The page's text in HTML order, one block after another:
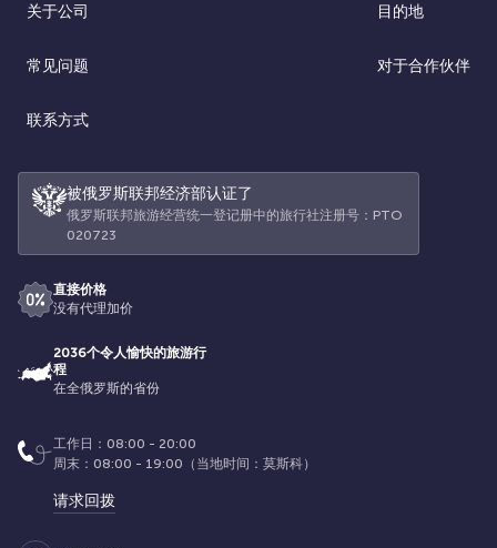
关于公司 目的地
常见问题 对于合作伙伴
联系方式
被俄罗斯联邦经济部认证了
俄罗斯联邦旅游经营统一登记册中的旅行社注册号：РТО
020723
直接价格
没有代理加价
2036个令人愉快的旅游行
程
在全俄罗斯的省份
工作日：08:00 - 20:00
周末：08:00 - 19:00（当地时间：莫斯科）
请求回拨